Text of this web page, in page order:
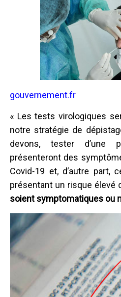
gouvernement.fr
« Les tests virologiques
notre stratégie de
devons, tester d’une
présenteront des
Covid-19 et, d’autre part,
présentant un risque élevé
soient symptomatiques ou